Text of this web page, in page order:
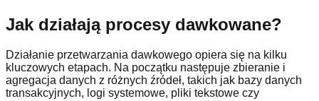
Jak działają procesy dawkowane?
Działanie przetwarzania dawkowego opiera się na kilku
kluczowych etapach. Na początku następuje zbieranie i
agregacja danych z różnych źródeł, takich jak bazy danych
transakcyjnych, logi systemowe, pliki tekstowe czy